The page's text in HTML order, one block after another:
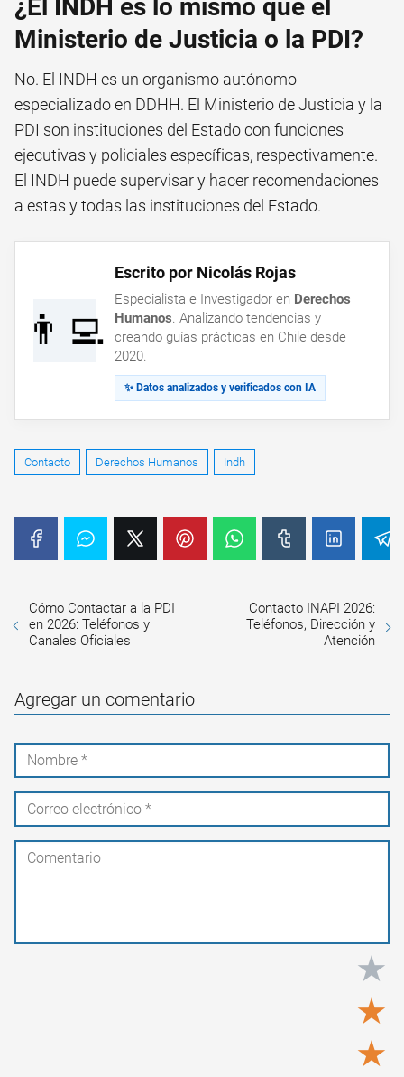
¿El INDH es lo mismo que el
Ministerio de Justicia o la PDI?
No. El INDH es un organismo autónomo
especializado en DDHH. El Ministerio de Justicia y la
PDI son instituciones del Estado con funciones
ejecutivas y policiales específicas, respectivamente.
El INDH puede supervisar y hacer recomendaciones
a estas y todas las instituciones del Estado.
👨‍💻
Escrito por Nicolás Rojas
Especialista e Investigador en Derechos
Humanos. Analizando tendencias y
creando guías prácticas en Chile desde
2020.
✨ Datos analizados y verificados con IA
Contacto Derechos Humanos Indh
Cómo Contactar a la PDI
en 2026: Teléfonos y
Canales Oficiales
Contacto INAPI 2026:
Teléfonos, Dirección y
Atención
Agregar un comentario
★
★
★